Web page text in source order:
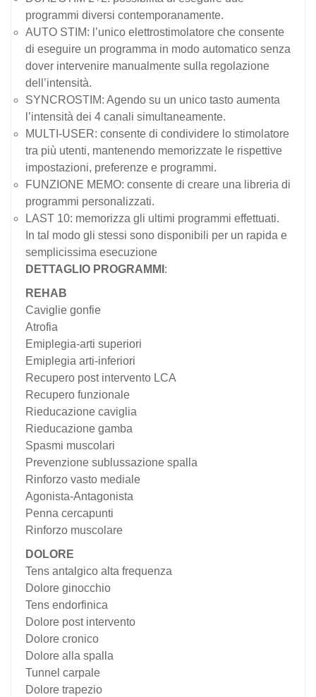
programmi diversi contemporanamente.
AUTO STIM: l’unico elettrostimolatore che consente
di eseguire un programma in modo automatico senza
dover intervenire manualmente sulla regolazione
dell’intensità.
SYNCROSTIM: Agendo su un unico tasto aumenta
l’intensità dei 4 canali simultaneamente.
MULTI-USER: consente di condividere lo stimolatore
tra più utenti, mantenendo memorizzate le rispettive
impostazioni, preferenze e programmi.
FUNZIONE MEMO: consente di creare una libreria di
programmi personalizzati.
LAST 10: memorizza gli ultimi programmi effettuati.
In tal modo gli stessi sono disponibili per un rapida e
semplicissima esecuzione
DETTAGLIO PROGRAMMI :
REHAB
Caviglie gonfie
Atrofia
Emiplegia-arti superiori
Emiplegia arti-inferiori
Recupero post intervento LCA
Recupero funzionale
Rieducazione caviglia
Rieducazione gamba
Spasmi muscolari
Prevenzione sublussazione spalla
Rinforzo vasto mediale
Agonista-Antagonista
Penna cercapunti
Rinforzo muscolare
DOLORE
Tens antalgico alta frequenza
Dolore ginocchio
Tens endorfinica
Dolore post intervento
Dolore cronico
Dolore alla spalla
Tunnel carpale
Dolore trapezio